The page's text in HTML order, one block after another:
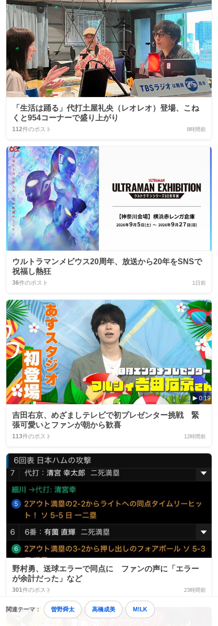
関連テーマ： 曽野舜太 高橋成美 M!LK
「生活は踊る」代打土屋礼央（レオレオ）登場、こね
くと954コーナーで盛り上がり
112件のポスト 8時間前
ウルトラマンメビウス20周年、放送から20年をSNSで
祝福し熱狂
36件のポスト 1日前
0:19
吉田右京、めざましテレビで初プレゼンター挑戦 緊
張可愛いとファンが朝から歓喜
113件のポスト 12時間前
野村勇、送球エラーで同点に ファンの声に「エラー
が余計だった」など
301件のポスト 23時間前